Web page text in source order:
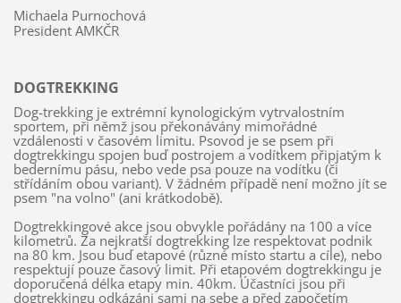
Michaela Purnochová
President AMKČR
DOGTREKKING
Dog-trekking je extrémní kynologickým vytrvalostním
sportem, při němž jsou překonávány mimořádné
vzdálenosti v časovém limitu. Psovod je se psem při
dogtrekkingu spojen buď postrojem a vodítkem připjatým k
bedernímu pásu, nebo vede psa pouze na vodítku (či
střídáním obou variant). V žádném případě není možno jít se
psem "na volno" (ani krátkodobě).
Dogtrekkingové akce jsou obvykle pořádány na 100 a více
kilometrů. Za nejkratší dogtrekking lze respektovat podnik
na 80 km. Jsou buď etapové (různé místo startu a cíle), nebo
respektují pouze časový limit. Při etapovém dogtrekkingu je
doporučená délka etapy min. 40km. Účastníci jsou při
dogtrekkingu odkázáni sami na sebe a před započetím